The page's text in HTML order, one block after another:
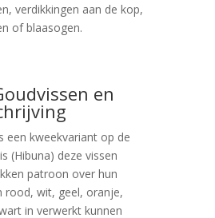
verdikkingen aan de kop,
of blaasogen.
en
een kweekvariant op de
(Hibuna) deze vissen
patroon over hun
rood, wit, geel, oranje,
in verwerkt kunnen